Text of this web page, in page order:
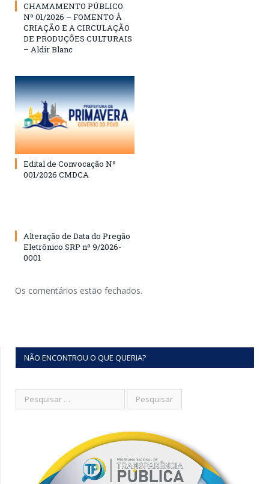
CHAMAMENTO PÚBLICO
Nº 01/2026 – FOMENTO À
CRIAÇÃO E A CIRCULAÇÃO
DE PRODUÇÕES CULTURAIS
– Aldir Blanc
Edital de Convocação Nº
001/2026 CMDCA
Alteração de Data do Pregão
Eletrônico SRP nº 9/2026-
0001
Os comentários estão fechados.
NÃO ENCONTROU O QUE QUERIA?